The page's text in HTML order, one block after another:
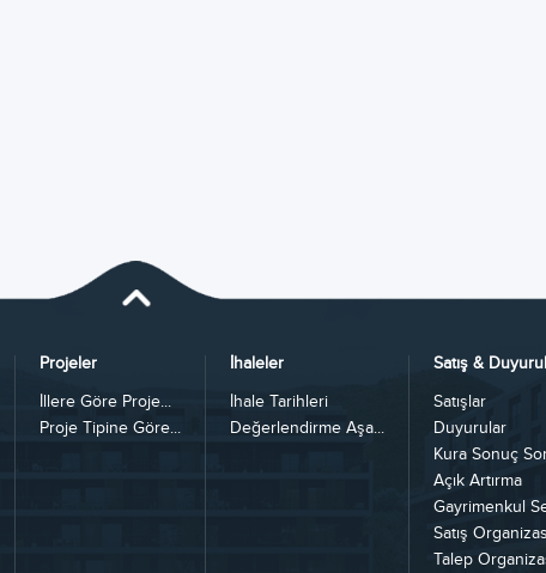
Projeler
İllere Göre Proje...
Proje Tipine Göre...
İhaleler
İhale Tarihleri
Değerlendirme Aşa...
Satış &
Satışlar
Duyurular
Kura Sonuç
Açık Artırma
Gayrimenkul
Satış
Talep